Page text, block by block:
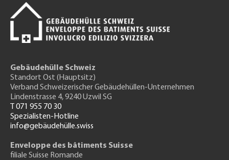
Gebäudehülle Schweiz
Standort Ost (Hauptsitz)
Verband Schweizerischer Gebäudehüllen-Unternehmen
Lindenstrasse 4, 9240 Uzwil SG
T 071 955 70 30
Spezialisten-Hotline
info@gebäudehülle.swiss
Enveloppe des bâtiments Suisse
filiale Suisse Romande